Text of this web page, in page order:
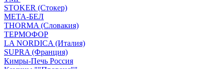
STOKER (Стокер)
МЕТА-БЕЛ
THORMA (Словакия)
ТЕРМОФОР
LA NORDICA (Италия)
SUPRA (Франция)
Кимры-Печь Россия